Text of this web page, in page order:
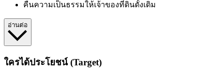
คืนความเป็นธรรมให้เจ้าของที่ดินดั้งเดิม
อ่านต่อ
ใครได้ประโยชน์ (Target)